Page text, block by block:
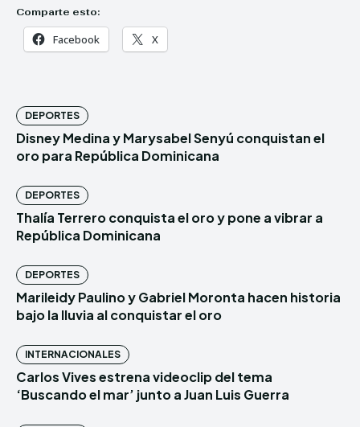
Comparte esto:
Facebook X
DEPORTES
Disney Medina y Marysabel Senyú conquistan el
oro para República Dominicana
DEPORTES
Thalía Terrero conquista el oro y pone a vibrar a
República Dominicana
DEPORTES
Marileidy Paulino y Gabriel Moronta hacen historia
bajo la lluvia al conquistar el oro
INTERNACIONALES
Carlos Vives estrena videoclip del tema
‘Buscando el mar’ junto a Juan Luis Guerra